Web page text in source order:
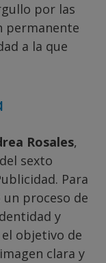
por las
permanente
a la que
Rosales,
sexto
Para
proceso de
y
el objetivo de
clara y